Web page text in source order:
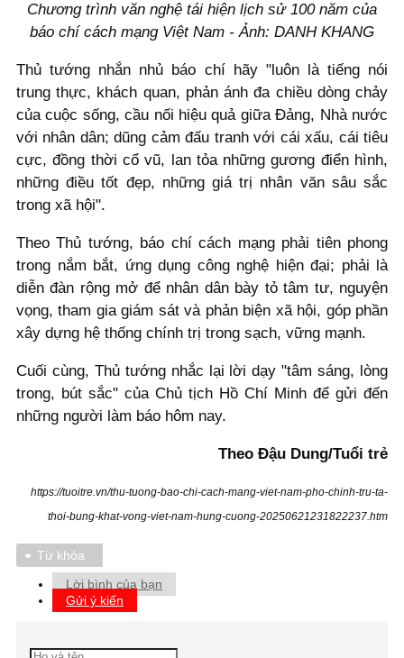
Chương trình văn nghệ tái hiện lịch sử 100 năm của
báo chí cách mạng Việt Nam - Ảnh: DANH KHANG
Thủ tướng nhắn nhủ báo chí hãy "luôn là tiếng nói
trung thực, khách quan, phản ánh đa chiều dòng chảy
của cuộc sống, cầu nối hiệu quả giữa Đảng, Nhà nước
với nhân dân; dũng cảm đấu tranh với cái xấu, cái tiêu
cực, đồng thời cổ vũ, lan tỏa những gương điển hình,
những điều tốt đẹp, những giá trị nhân văn sâu sắc
trong xã hội".
Theo Thủ tướng, báo chí cách mạng phải tiên phong
trong nắm bắt, ứng dụng công nghệ hiện đại; phải là
diễn đàn rộng mở để nhân dân bày tỏ tâm tư, nguyện
vọng, tham gia giám sát và phản biện xã hội, góp phần
xây dựng hệ thống chính trị trong sạch, vững mạnh.
Cuối cùng, Thủ tướng nhắc lại lời dạy "tâm sáng, lòng
trong, bút sắc" của Chủ tịch Hồ Chí Minh để gửi đến
những người làm báo hôm nay.
Theo Đậu Dung/Tuổi trẻ
https://tuoitre.vn/thu-tuong-bao-chi-cach-mang-viet-nam-pho-chinh-tru-ta-
thoi-bung-khat-vong-viet-nam-hung-cuong-20250621231822237.htm
Từ khóa
Lời bình của bạn
Gửi ý kiến